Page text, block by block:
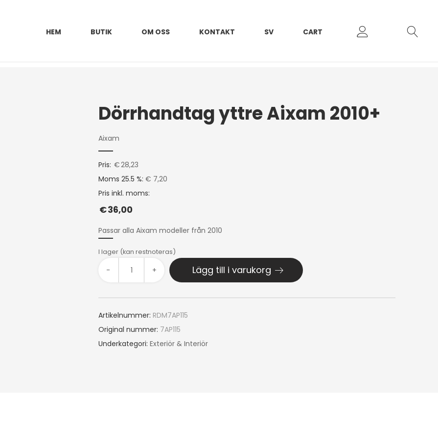
HEM BUTIK OM OSS KONTAKT SV CART
Dörrhandtag yttre Aixam 2010+
Aixam
Pris: €28,23
Moms 25.5 %: € 7,20
Pris inkl. moms:
€36,00
Passar alla Aixam modeller från 2010
I lager (kan restnoteras)
- + Lägg till i varukorg
Artikelnummer: RDM7AP115
Original nummer: 7AP115
Underkategori: Exteriör & Interiör